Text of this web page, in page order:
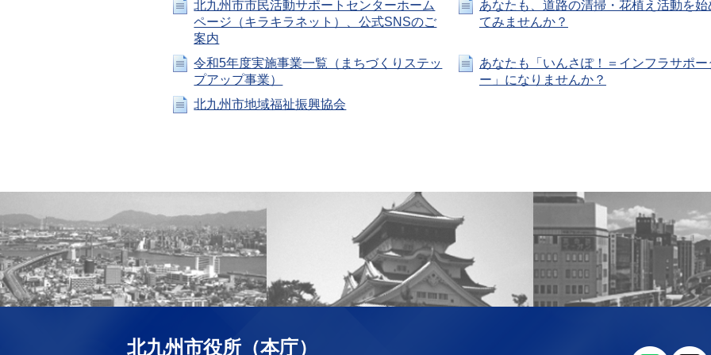
北九州市市民活動サポートセンターホーム
ページ（キラキラネット）、公式SNSのご
案内
あなたも、道路の清掃・花植え活動を始
てみませんか？
令和5年度実施事業一覧（まちづくりステッ
プアップ事業）
あなたも「いんさぽ！＝インフラサポー
ー」になりませんか？
北九州市地域福祉振興協会
北九州市役所（本庁）